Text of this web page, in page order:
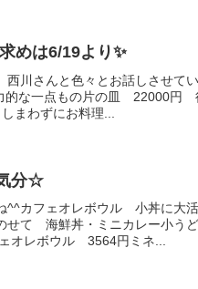
めは6/19より✨
川さんと色々とお話しさせて
的な一点もの片の皿 22000円
わずにお料理...
分☆
カフェオレボウル 小丼に大
せて 海鮮丼・ミニカレー小う
オレボウル 3564円ミネ...